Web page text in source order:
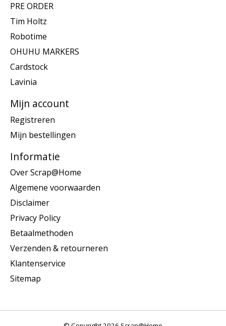
PRE ORDER
Tim Holtz
Robotime
OHUHU MARKERS
Cardstock
Lavinia
Mijn account
Registreren
Mijn bestellingen
Informatie
Over Scrap@Home
Algemene voorwaarden
Disclaimer
Privacy Policy
Betaalmethoden
Verzenden & retourneren
Klantenservice
Sitemap